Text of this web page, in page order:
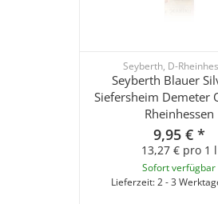
Seyberth, D-
Seyberth Blauer
Siefersheim Demeter
Rheinhessen
9,95 € *
13,27 € pro 1 l
Sofort verfügbar
Lieferzeit:2 - 3